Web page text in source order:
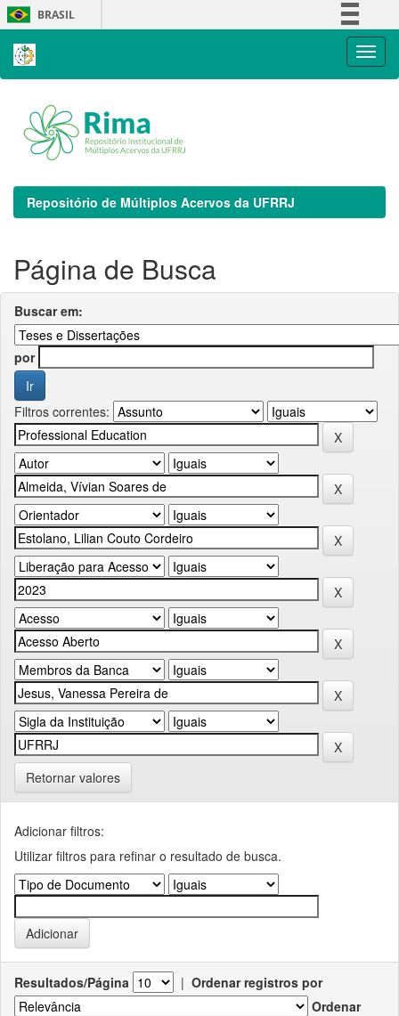
Skip
navigation
BRASIL
Repositório de Múltiplos Acervos da UFRRJ
Página de Busca
Buscar em:
por
Filtros correntes:
Retornar valores
Adicionar filtros:
Utilizar filtros para refinar o resultado de busca.
Resultados/Página | Ordenar registros por
Ordenar